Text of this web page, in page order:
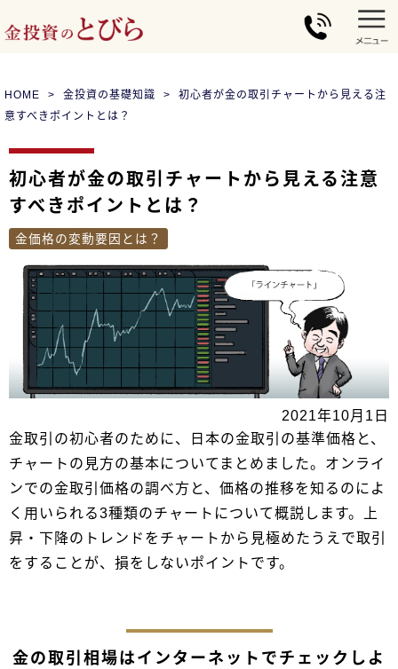
HOME 金投資の基礎知識
初心者が金の取引チャートから見える注
意すべきポイントとは？
初心者が金の取引チャートから見える注意
すべきポイントとは？
金価格の変動要因とは？
2021年10月1日
金取引の初心者のために、日本の金取引の基準価格と、
チャートの見方の基本についてまとめました。オンライ
ンでの金取引価格の調べ方と、価格の推移を知るのによ
く用いられる3種類のチャートについて概説します。上
昇・下降のトレンドをチャートから見極めたうえで取引
をすることが、損をしないポイントです。
金の取引相場はインターネットでチェックしよ